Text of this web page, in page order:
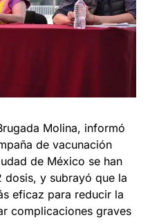
Molina, informó
de vacunación
de México se han
y subrayó que la
eficaz para reducir la
complicaciones graves